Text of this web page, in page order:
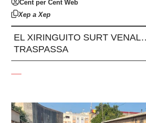
Cent per Cent Web
Xep a Xep
EL XIRINGUITO SURT
TRASPASSA